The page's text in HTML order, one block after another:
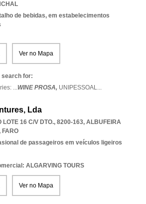
de bebidas, em estabelecimentos
Ver no Mapa
search for:
...WINE PROSA, UNIPESSOAL...
Lda
LOTE 16 C/V DTO., 8200-163, ALBUFEIRA
FARO
de passageiros em veículos ligeiros
ALGARVING TOURS
Ver no Mapa